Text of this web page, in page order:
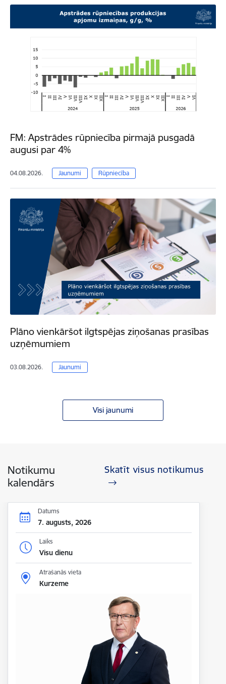
FM: Apstrādes rūpniecība pirmajā pusgadā
augusi par 4%
04.08.2026. Jaunumi Rūpniecība
Plāno vienkāršot ilgtspējas ziņošanas prasības
uzņēmumiem
03.08.2026. Jaunumi
Visi jaunumi
Notikumu
kalendārs
Skatīt visus notikumus
Datums
7. augusts, 2026
Laiks
Visu dienu
Atrašanās vieta
Kurzeme